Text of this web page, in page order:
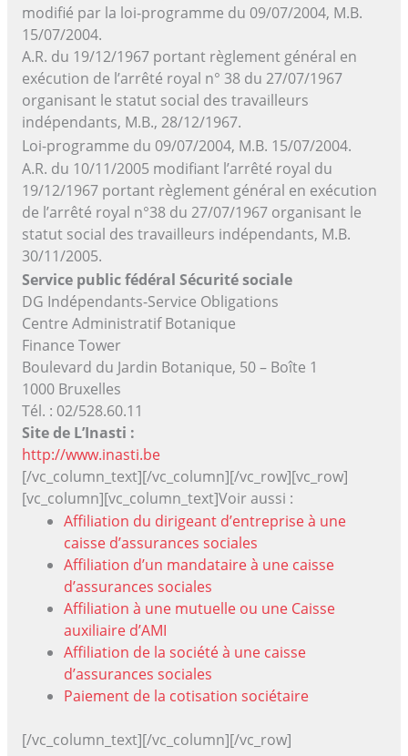
modifié par la loi-programme du 09/07/2004, M.B.
15/07/2004.
A.R. du 19/12/1967 portant règlement général en
exécution de l’arrêté royal n° 38 du 27/07/1967
organisant le statut social des travailleurs
indépendants, M.B., 28/12/1967.
Loi-programme du 09/07/2004, M.B. 15/07/2004.
A.R. du 10/11/2005 modifiant l’arrêté royal du
19/12/1967 portant règlement général en exécution
de l’arrêté royal n°38 du 27/07/1967 organisant le
statut social des travailleurs indépendants, M.B.
30/11/2005.
Service public fédéral Sécurité sociale
DG Indépendants-Service Obligations
Centre Administratif Botanique
Finance Tower
Boulevard du Jardin Botanique, 50 – Boîte 1
1000 Bruxelles
Tél. : 02/528.60.11
Site de L’Inasti :
http://www.inasti.be
[/vc_column_text][/vc_column][/vc_row][vc_row]
[vc_column][vc_column_text]Voir aussi :
Affiliation du dirigeant d’entreprise à une
caisse d’assurances sociales
Affiliation d’un mandataire à une caisse
d’assurances sociales
Affiliation à une mutuelle ou une Caisse
auxiliaire d’AMI
Affiliation de la société à une caisse
d’assurances sociales
Paiement de la cotisation sociétaire
[/vc_column_text][/vc_column][/vc_row]